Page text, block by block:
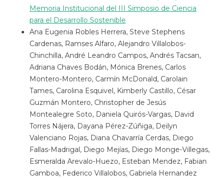
Memoria Institucional del III Simposio de Ciencia
para el Desarrollo Sostenible
Ana Eugenia Robles Herrera, Steve Stephens
Cardenas, Ramses Alfaro, Alejandro Villalobos-
Chinchilla, André Leandro Campos, Andrés Tacsan,
Adriana Chaves Bodán, Mónica Brenes, Carlos
Montero-Montero, Carmín McDonald, Carolain
Tames, Carolina Esquivel, Kimberly Castillo, César
Guzmán Montero, Christopher de Jesús
Montealegre Soto, Daniela Quirós-Vargas, David
Torres Nájera, Dayana Pérez-Zúñiga, Deilyn
Valenciano Rojas, Diana Chavarría Cerdas, Diego
Fallas-Madrigal, Diego Mejías, Diego Monge-Villegas,
Esmeralda Arevalo-Huezo, Esteban Mendez, Fabian
Gamboa, Federico Villalobos, Gabriela Hernandez